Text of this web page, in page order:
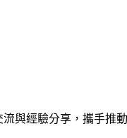
與經驗分享，攜手推